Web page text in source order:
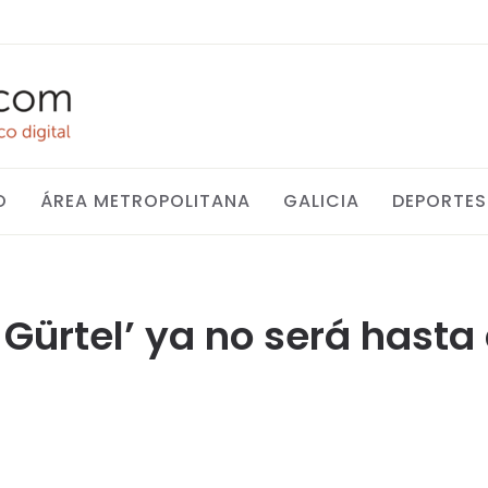
ÁREA METROPOLITANA GALICIA DEPORTES
ya no será